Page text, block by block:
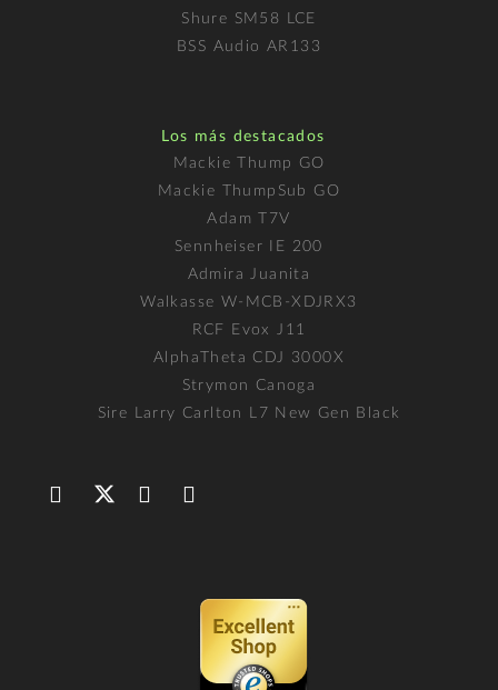
Shure SM58 LCE
BSS Audio AR133
Los más destacados
Mackie Thump GO
Mackie ThumpSub GO
Adam T7V
Sennheiser IE 200
Admira Juanita
Walkasse W-MCB-XDJRX3
RCF Evox J11
AlphaTheta CDJ 3000X
Strymon Canoga
Sire Larry Carlton L7 New Gen Black